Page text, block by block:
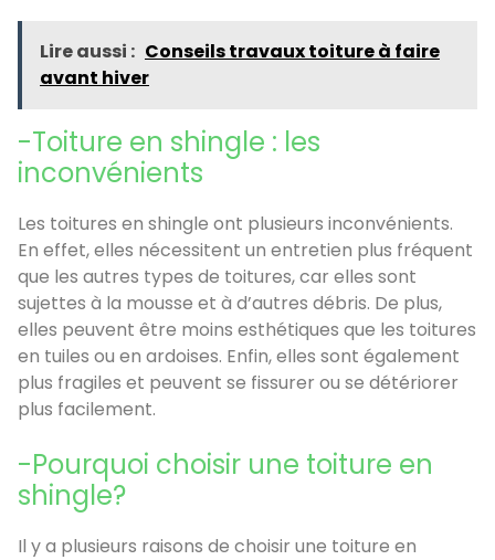
Lire aussi : Conseils travaux toiture à faire
avant hiver
-Toiture en shingle : les
inconvénients
Les toitures en shingle ont plusieurs inconvénients.
En effet, elles nécessitent un entretien plus fréquent
que les autres types de toitures, car elles sont
sujettes à la mousse et à d’autres débris. De plus,
elles peuvent être moins esthétiques que les toitures
en tuiles ou en ardoises. Enfin, elles sont également
plus fragiles et peuvent se fissurer ou se détériorer
plus facilement.
-Pourquoi choisir une toiture en
shingle?
Il y a plusieurs raisons de choisir une toiture en